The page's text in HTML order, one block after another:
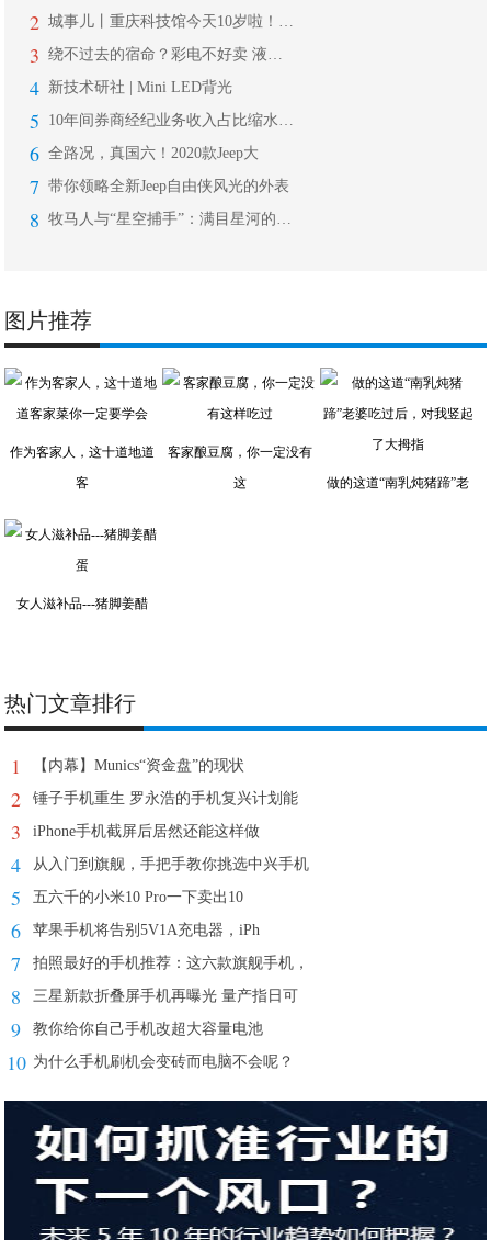
2 城事儿丨重庆科技馆今天10岁啦！这些
3 绕不过去的宿命？彩电不好卖 液晶面板
4 新技术研社 | Mini LED背光
5 10年间券商经纪业务收入占比缩水近5
6 全路况，真国六！2020款Jeep大
7 带你领略全新Jeep自由侠风光的外表
8 牧马人与“星空捕手”：满目星河的夜晚
图片推荐
作为客家人，这十道地道
客
客家酿豆腐，你一定没有
这
做的这道“南乳炖猪蹄”老
女人滋补品---猪脚姜醋
热门文章排行
1 【内幕】Munics“资金盘”的现状
2 锤子手机重生 罗永浩的手机复兴计划能
3 iPhone手机截屏后居然还能这样做
4 从入门到旗舰，手把手教你挑选中兴手机
5 五六千的小米10 Pro一下卖出10
6 苹果手机将告别5V1A充电器，iPh
7 拍照最好的手机推荐：这六款旗舰手机，
8 三星新款折叠屏手机再曝光 量产指日可
9 教你给你自己手机改超大容量电池
10 为什么手机刷机会变砖而电脑不会呢？